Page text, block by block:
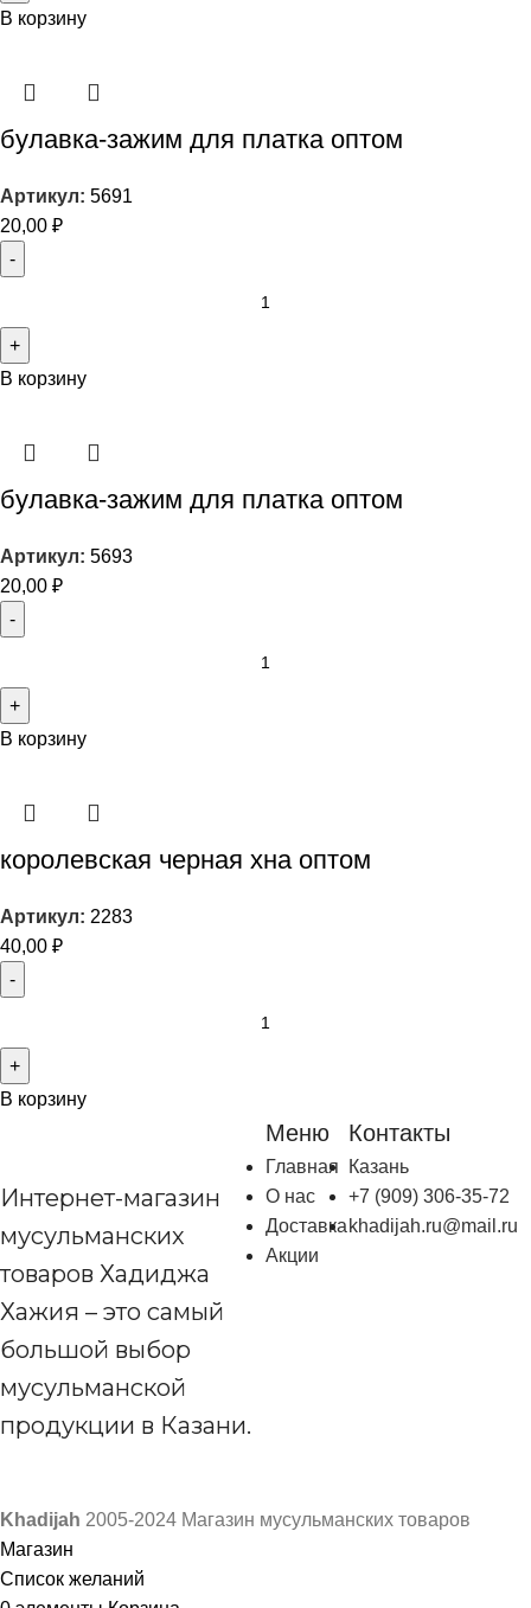
В корзину
булавка-зажим для платка оптом
Артикул: 5691
20,00 ₽
В корзину
булавка-зажим для платка оптом
Артикул: 5693
20,00 ₽
В корзину
королевская черная хна оптом
Артикул: 2283
40,00 ₽
В корзину
Интернет-магазин
мусульманских
товаров Хадиджа
Хажия – это самый
большой выбор
мусульманской
продукции в Казани.
Меню
Главная
О нас
Доставка
Акции
Контакты
Казань
+7 (909) 306-35-72
khadijah.ru@mail.ru
Khadijah 2005-2024 Магазин мусульманских товаров
Магазин
Список желаний